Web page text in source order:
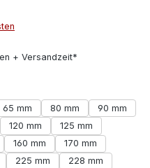
+ Versandzeit*
65 mm 80 mm
90 mm
120 mm
125 mm
160 mm
170 mm
225 mm
228 mm